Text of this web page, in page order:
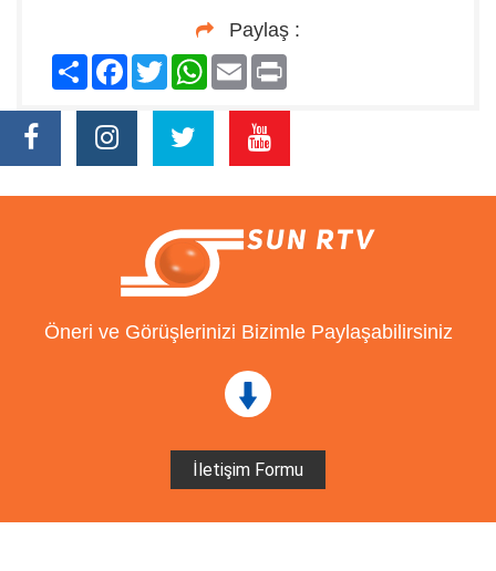
Paylaş :
PaylaşFacebook
TwitterWhatsApp
Email
Öneri ve Görüşlerinizi Bizimle Paylaşabilirsiniz
İletişim Formu